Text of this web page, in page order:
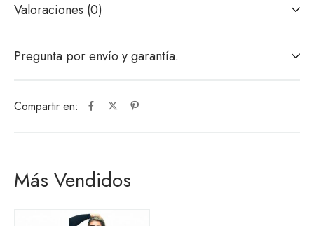
Compartir en:
Valoraciones (0)
Pregunta por envío y garantía.
Más Vendidos